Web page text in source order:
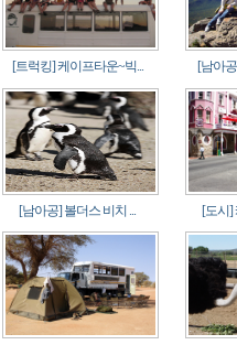
[트럭킹] 케이프타운~빅... [남아
[남아공] 볼더스 비치 ... [도시]